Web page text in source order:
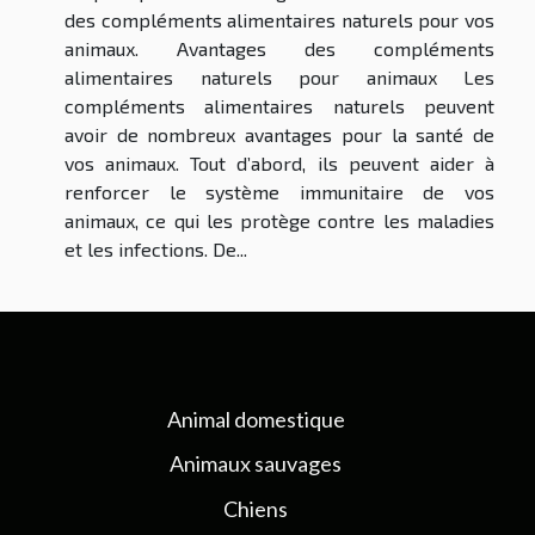
des compléments alimentaires naturels pour vos
animaux. Avantages des compléments
alimentaires naturels pour animaux Les
compléments alimentaires naturels peuvent
avoir de nombreux avantages pour la santé de
vos animaux. Tout d’abord, ils peuvent aider à
renforcer le système immunitaire de vos
animaux, ce qui les protège contre les maladies
et les infections. De...
Animal domestique
Animaux sauvages
Chiens